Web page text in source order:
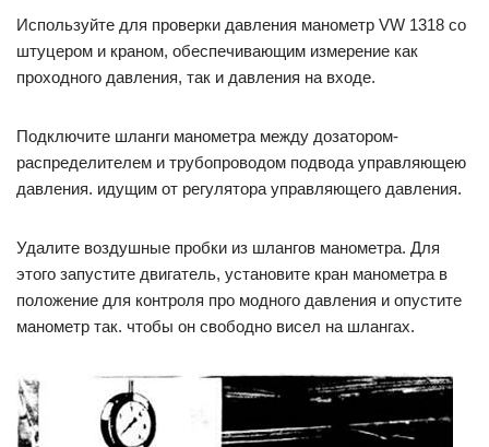
Используйте для проверки давления манометр VW 1318 со
штуцером и краном, обеспечивающим измерение как
проходного давления, так и давления на входе.
Подключите шланги манометра между дозатором-
распределителем и трубопроводом подвода управляющею
давления. идущим от регулятора управляющего давления.
Удалите воздушные пробки из шлангов манометра. Для
этого запустите двигатель, установите кран манометра в
положение для контроля про модного давления и опустите
манометр так. чтобы он свободно висел на шлангах.